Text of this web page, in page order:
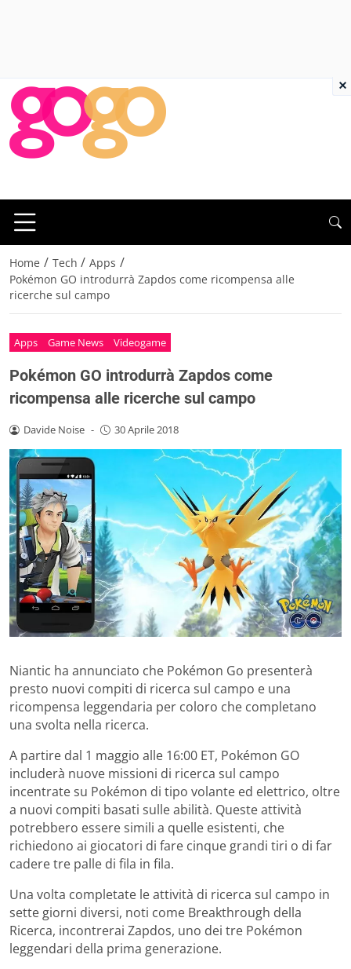
Home / Tech / Apps /
Pokémon GO introdurrà Zapdos come ricompensa alle
ricerche sul campo
Apps Game News Videogame
Pokémon GO introdurrà Zapdos come
ricompensa alle ricerche sul campo
Davide Noise - 30 Aprile 2018
Niantic ha annunciato che Pokémon Go presenterà
presto nuovi compiti di ricerca sul campo e una
ricompensa leggendaria per coloro che completano
una svolta nella ricerca.
A partire dal 1 maggio alle 16:00 ET, Pokémon GO
includerà nuove missioni di ricerca sul campo
incentrate su Pokémon di tipo volante ed elettrico, oltre
a nuovi compiti basati sulle abilità. Queste attività
potrebbero essere simili a quelle esistenti, che
richiedono ai giocatori di fare cinque grandi tiri o di far
cadere tre palle di fila in fila.
Una volta completate le attività di ricerca sul campo in
sette giorni diversi, noti come Breakthrough della
Ricerca, incontrerai Zapdos, uno dei tre Pokémon
leggendari della prima generazione.
×